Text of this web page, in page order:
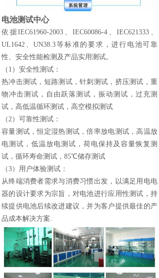
电池测试中心
依据IEC61960-2003、IEC60086-4、IEC621333、
UL1642、UN38.3等标准的要求，进行电池可靠
性、安全性能检测及产品实用测试。
（1）安全性测试：
热冲击测试，短路测试，针刺测试，挤压测试，重
物冲击测试，自由跃落测试，振动测试，过充测
试，高低温循环测试，高空模拟测试
（2）可靠性测试：
容量测试，恒定湿热测试，倍率放电测试，高温放
电测试，低温放电测试，荷电保持及容量恢复测
试，循环寿命测试，85℃储存测试
（3）用户体验测试：
从终端消费者需求与消费习惯出发，以满足用电电
器的设计要求为宗旨，对电池进行应用性测试，持
续提供电池后续改进建议，并为客户提供最佳的产
品成本解决方案.